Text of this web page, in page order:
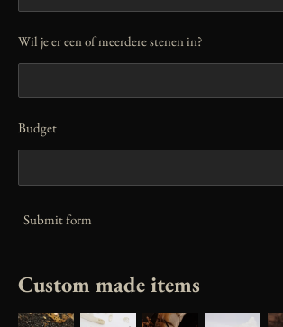
Wil je er een of meerdere stenen in?
Budget
Submit form
Custom made items